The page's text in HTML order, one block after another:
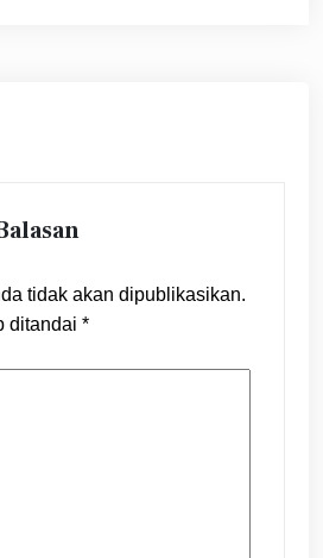
tidak akan dipublikasikan.
ditandai *